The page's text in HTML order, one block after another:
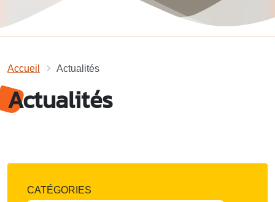
Accueil Actualités
Actualités
CATÉGORIES